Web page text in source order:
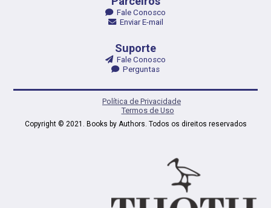
Fale Conosco
Enviar E-mail
Suporte
Fale Conosco
Perguntas
Política de Privacidade
Termos de Uso
Copyright © 2021. Books by Authors. Todos os direitos reservados